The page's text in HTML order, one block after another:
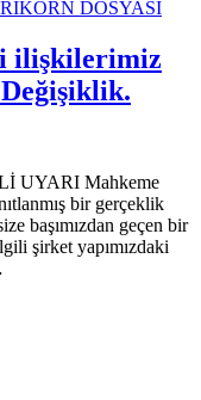
DOSYASI
ilişkilerimiz
UYARI Mahkeme
bir gerçeklik
başımızdan geçen bir
şirket yapımızdaki